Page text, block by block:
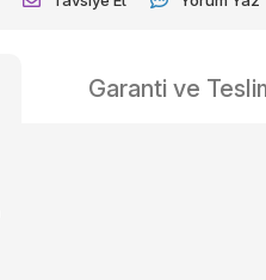
Garanti ve